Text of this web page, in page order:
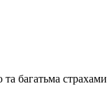
багатьма страхами